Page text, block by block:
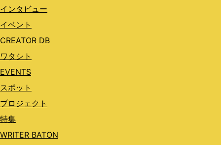
インタビュー
イベント
CREATOR DB
ワタシト
EVENTS
スポット
プロジェクト
特集
WRITER BATON